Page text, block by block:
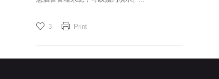
3 Print